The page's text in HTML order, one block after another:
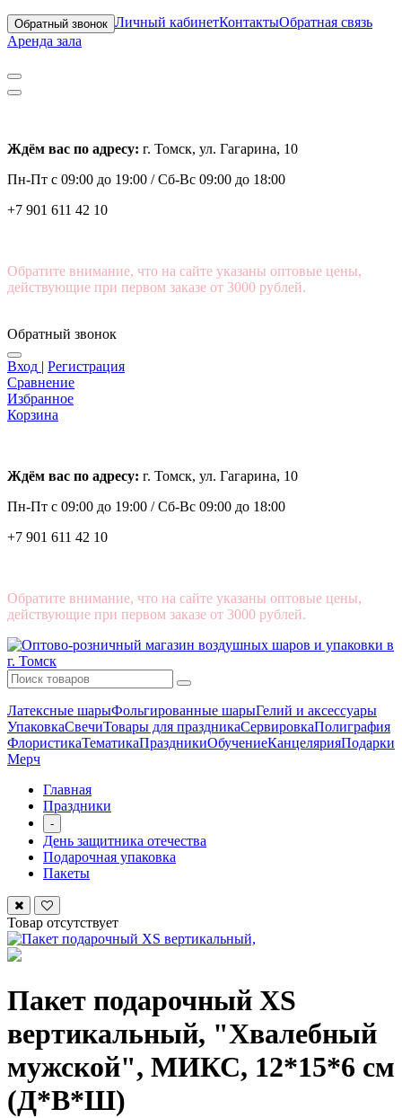
Обратный звонок Личный кабинетКонтактыОбратная связь
Аренда зала
Ждём вас по адресу: г. Томск, ул. Гагарина, 10
Пн-Пт с 09:00 до 19:00 /Сб-Вс 09:00 до 18:00
+7 901 611 42 10
Обратите внимание, что на сайте указаны оптовые цены,
действующие при первом заказе от 3000 рублей.
Обратный звонок
Вход | Регистрация
Сравнение
Избранное
Корзина
Ждём вас по адресу: г. Томск, ул. Гагарина, 10
Пн-Пт с 09:00 до 19:00 /Сб-Вс 09:00 до 18:00
+7 901 611 42 10
Обратите внимание, что на сайте указаны оптовые цены,
действующие при первом заказе от 3000 рублей.
Латексные шарыФольгированные шарыГелий и аксессуары
УпаковкаСвечиТовары для праздникаСервировкаПолиграфия
ФлористикаТематикаПраздникиОбучениеКанцелярияПодарки
Мерч
Главная
Праздники
-
День защитника отечества
Подарочная упаковка
Пакеты
Товар отсутствует
Пакет подарочный XS
вертикальный, "Хвалебный
мужской", МИКС, 12*15*6 см
(Д*В*Ш)